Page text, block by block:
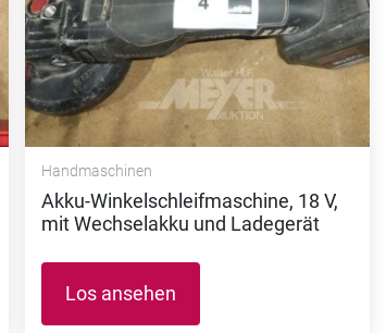
Handmaschinen
Akku-Winkelschleifmaschine, 18 V,
mit Wechselakku und Ladegerät
Los ansehen